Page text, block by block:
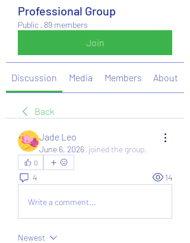
Professional Group
Public · 89 members
Join
Discussion Media Members About
Back
Jade Leo
June 6, 2026· joined the group.
0
4 14
Write a comment...
Newest